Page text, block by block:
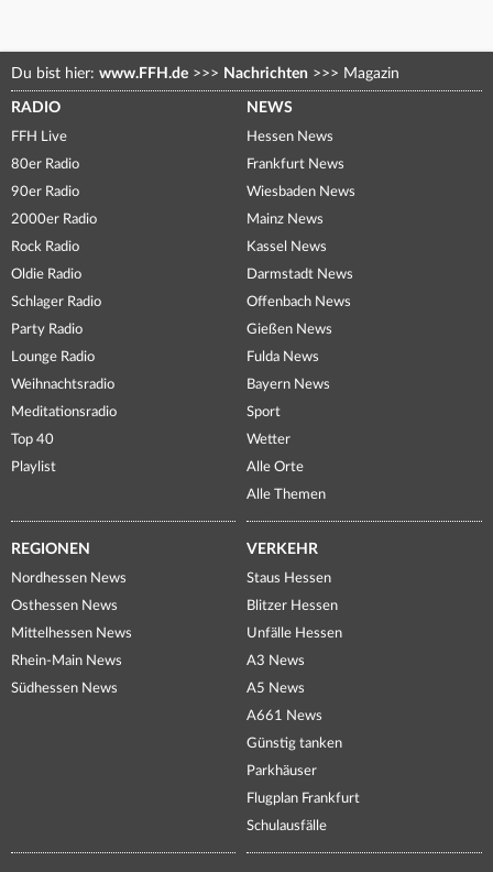
Du bist hier: www.FFH.de >>> Nachrichten >>> Magazin
RADIO
FFH Live
80er Radio
90er Radio
2000er Radio
Rock Radio
Oldie Radio
Schlager Radio
Party Radio
Lounge Radio
Weihnachtsradio
Meditationsradio
Top 40
Playlist
NEWS
Hessen News
Frankfurt News
Wiesbaden News
Mainz News
Kassel News
Darmstadt News
Offenbach News
Gießen News
Fulda News
Bayern News
Sport
Wetter
Alle Orte
Alle Themen
REGIONEN
Nordhessen News
Osthessen News
Mittelhessen News
Rhein-Main News
Südhessen News
VERKEHR
Staus Hessen
Blitzer Hessen
Unfälle Hessen
A3 News
A5 News
A661 News
Günstig tanken
Parkhäuser
Flugplan Frankfurt
Schulausfälle